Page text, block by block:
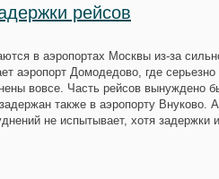
рейсов
в аэропортах Москвы из-за
аэропорт Домодедово, где
вовсе. Часть рейсов вынуждено
также в аэропорту Внуково.
не испытывает, хотя задержки